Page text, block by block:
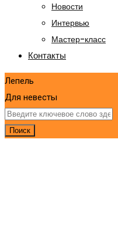
Новости
Интервью
Мастер-класс
Контакты
Лепель
Для невесты
Поиск